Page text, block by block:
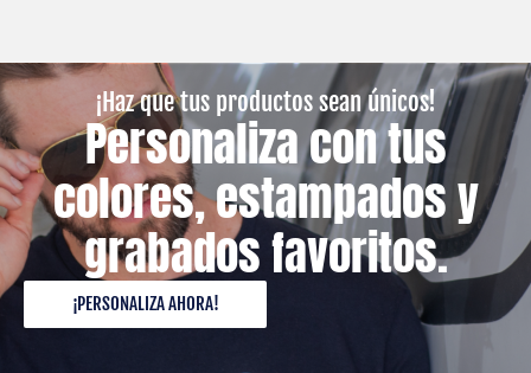
¡Haz que tus productos sean únicos!
Personaliza con tus
colores, estampados y
grabados favoritos.
¡PERSONALIZA AHORA!